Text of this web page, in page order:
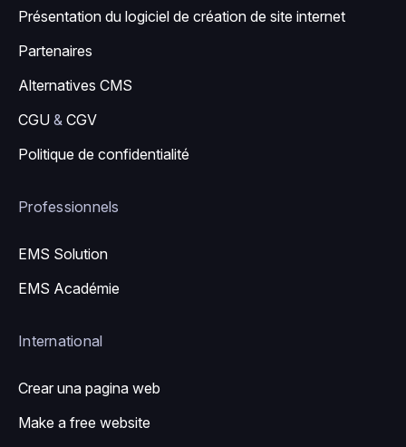
Présentation du logiciel de création de site internet
Partenaires
Alternatives CMS
CGU & CGV
Politique de confidentialité
Professionnels
EMS Solution
EMS Académie
International
Crear una pagina web
Make a free website